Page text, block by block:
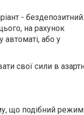
- бездепозитний.
на рахунок
або у
свої сили в
що подібний режим